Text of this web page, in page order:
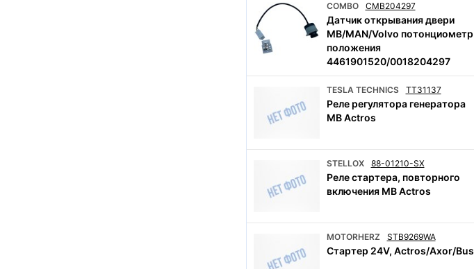
COMBO CMB204297
Датчик открывания двери
MB/MAN/Volvo потонциометр
положения
4461901520/0018204297
TESLA TECHNICS TT31137
Реле регулятора генератора
MB Actros
STELLOX 88-01210-SX
Реле стартера, повторного
включения MB Actros
MOTORHERZ STB9269WA
Стартер 24V, Actros/Axor/Bus